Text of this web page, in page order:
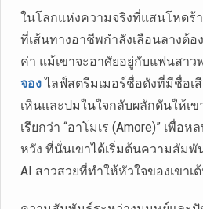
ในโลกแห่งความจริงที่แสนโหดร้
ที่เส้นทางอาชีพกำลังเลือนลางต้
ค่า แม้เขาจะอาศัยอยู่กับแฟนสาว
จองไลฟ์สตรีมเมอร์ชื่อดังที่มีชื่อเ
เหินและปมในใจกลับผลักดันให้เข
เรียกว่า “อาโมเร (Amore)” เพื่อ
หวัง ที่นั่นเขาได้เริ่มต้นความสัมพั
AI สาวสวยที่ทำให้หัวใจของเขาเ